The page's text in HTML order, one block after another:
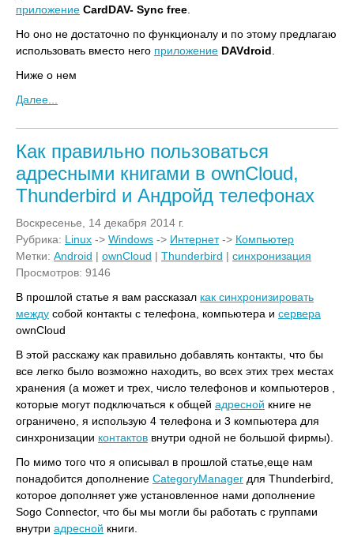
приложение CardDAV- Sync free
Но оно не достаточно по функционалу и по этому предлагаю
использовать вместо него приложение DAVdroid
Ниже о нем
Далее...
Как правильно пользоваться
адресными книгами в ownCloud,
Thunderbird и Андройд телефонах
Воскресенье, 14 декабря 2014 г.
Рубрика: Linux -> Windows -> Интернет-> Компьютер
Метки: Android | ownCloud | Thunderbird | синхронизация
Просмотров: 9146
В прошлой статье я вам рассказал как синхронизировать
между собой контакты с телефона, компьютера и сервера
ownCloud
В этой расскажу как правильно добавлять контакты, что бы
все легко было возможно находить, во всех этих трех местах
хранения (а может и трех, число телефонов и компьютеров ,
которые могут подключаться к общей адресной книге не
ограничено, я использую 4 телефона и 3 компьютера для
синхронизации контактов внутри одной не большой фирмы).
По мимо того что я описывал в прошлой статье,еще нам
понадобится дополнение CategoryManager для Thunderbird,
которое дополняет уже установленное нами дополнение
Sogo Connector, что бы мы могли бы работать с группами
внутри адресной книги.